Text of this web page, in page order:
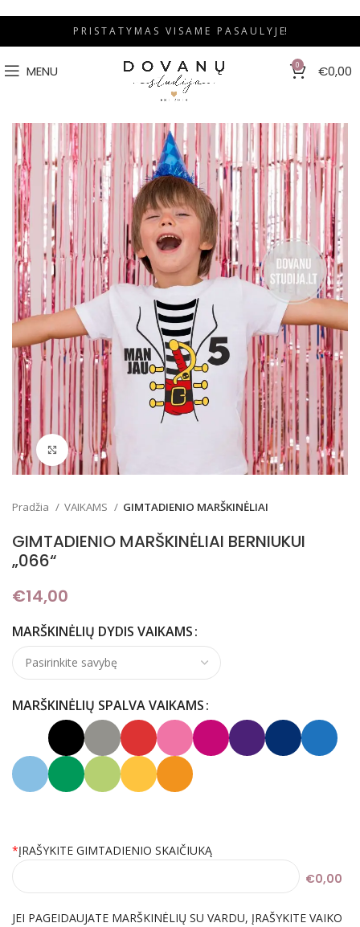
P R I S T A T Y M A S V I S A M E P A S A U L Y J E!
MENU 0 €0,00
Padidinti
Pradžia VAIKAMS GIMTADIENIO MARŠKINĖLIAI
GIMTADIENIO MARŠKINĖLIAI BERNIUKUI
„066“
€14,00
MARŠKINĖLIŲ DYDIS VAIKAMS
MARŠKINĖLIŲ SPALVA VAIKAMS
*ĮRAŠYKITE GIMTADIENIO SKAIČIUKĄ
€0,00
JEI PAGEIDAUJATE MARŠKINĖLIŲ SU VARDU, ĮRAŠYKITE VAIKO